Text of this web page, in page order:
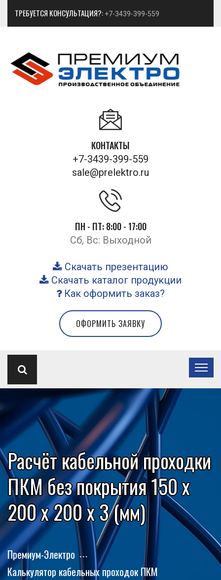
ТРЕБУЕТСЯ КОНСУЛЬТАЦИЯ?: +7-3439-399-559
КОНТАКТЫ
+7-3439-399-559
sale@prelektro.ru
ПН - ПТ: 8:00 - 17:00
Сб, Вс: Выходной
Скачать презентацию
Скачать каталог продукции
Как оформить заказ?
ОФОРМИТЬ ЗАЯВКУ
Расчёт кабельной проходки
ПКМ без покрытия 150 x
200 x 200 x 3 (мм)
Премиум-Электро
Калькулятор кабельных проходок ПКМ